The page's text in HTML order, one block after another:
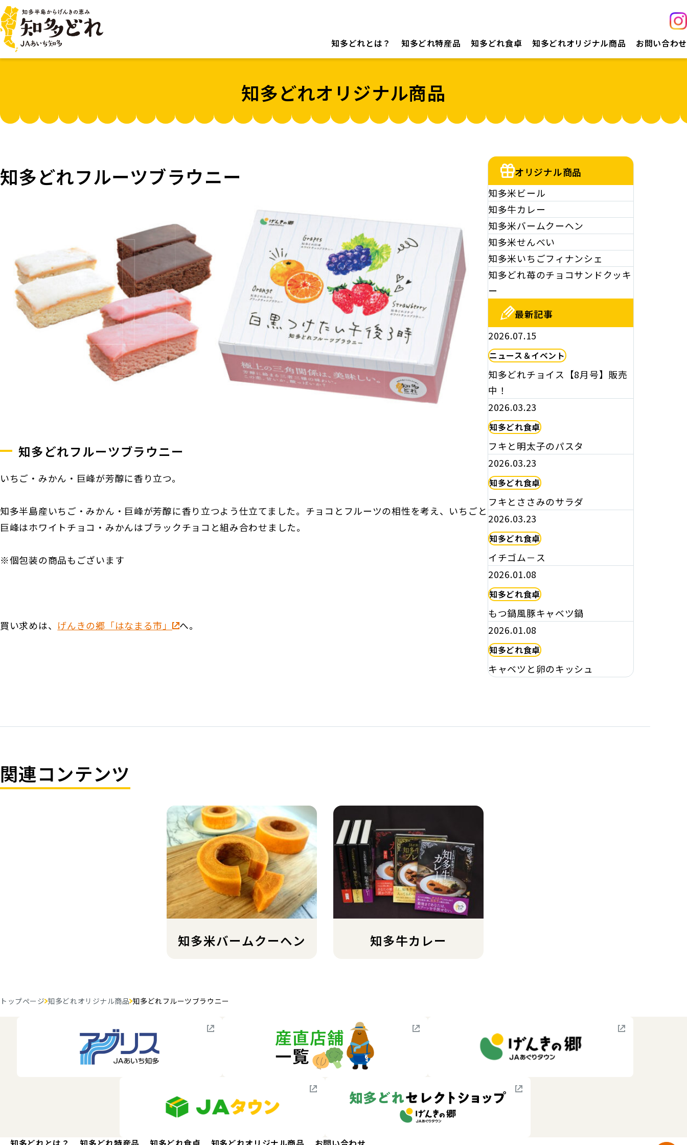
知多どれとは？ 知多どれ特産品 知多どれ食卓 知多どれオリジナル商品 お問い合わせ
知多どれオリジナル商品
知多どれフルーツブラウニー
知多どれフルーツブラウニー
いちご・みかん・巨峰が芳醇に香り立つ。
知多半島産いちご・みかん・巨峰が芳醇に香り立つよう仕立てました。チョコとフルーツの相性を考え、いちごと
巨峰はホワイトチョコ・みかんはブラックチョコと組み合わせました。
※個包装の商品もございます
買い求めは、 げんきの郷「はなまる市」 へ。
オリジナル商品
知多米ビール
知多牛カレー
知多米バームクーヘン
知多米せんべい
知多米いちごフィナンシェ
知多どれ苺のチョコサンドクッキ
ー
最新記事
2026.07.15
ニュース＆イベント
知多どれチョイス【8月号】販売
中！
2026.03.23
知多どれ食卓
フキと明太子のパスタ
2026.03.23
知多どれ食卓
フキとささみのサラダ
2026.03.23
知多どれ食卓
イチゴム－ス
2026.01.08
知多どれ食卓
もつ鍋風豚キャベツ鍋
2026.01.08
知多どれ食卓
キャベツと卵のキッシュ
関連コンテンツ
知多米バームクーヘン 知多牛カレー
トップページ 知多どれオリジナル商品 知多どれフルーツブラウニー